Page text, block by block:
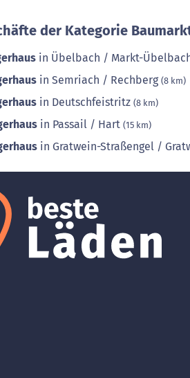
der Kategorie
in Übelbach / Markt-
in Semriach / Rechberg (8 km)
in Deutschfeistritz (8 km)
in Passail / Hart (15 km)
in Gratwein-Straßengel /